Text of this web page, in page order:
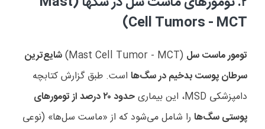
Cell Tumors - MCT
)
تومور ماست سل (
Mast Cell Tumor - MCT
)شایع‌ترین
سرطان پوست بدخیم در سگ‌ها است. طبق گزارش کتابچه
دامپزشکی MSD، این بیماریحدود۲۰درصد از تومورهای
پوستی سگ‌ها را شامل می‌شود که از «ماست سل‌ها» (نوعی